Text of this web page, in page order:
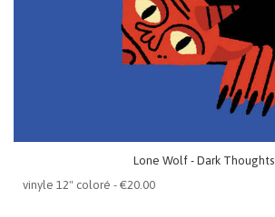
Lone Wolf - Dark Thoughts